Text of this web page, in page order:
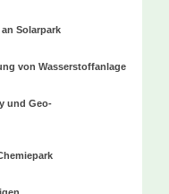
Solarpark
von Wasserstoffanlage
und Geo-